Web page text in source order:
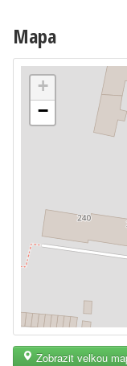
Mapa
+
−
Zobrazit velkou